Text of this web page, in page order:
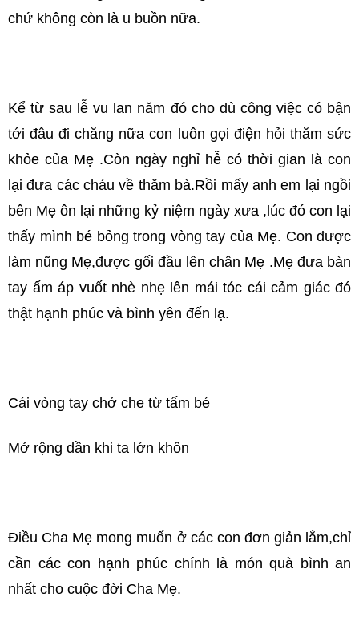
chứ không còn là u buồn nữa.
Kể từ sau lễ vu lan năm đó cho dù công việc có bận
tới đâu đi chăng nữa con luôn gọi điện hỏi thăm sức
khỏe của Mẹ .Còn ngày nghỉ hễ có thời gian là con
lại đưa các cháu về thăm bà.Rồi mấy anh em lại ngồi
bên Mẹ ôn lại những kỷ niệm ngày xưa ,lúc đó con lại
thấy mình bé bỏng trong vòng tay của Mẹ. Con được
làm nũng Mẹ,được gối đầu lên chân Mẹ .Mẹ đưa bàn
tay ấm áp vuốt nhè nhẹ lên mái tóc cái cảm giác đó
thật hạnh phúc và bình yên đến lạ.
Cái vòng tay chở che từ tấm bé
Mở rộng dần khi ta lớn khôn
Điều Cha Mẹ mong muốn ở các con đơn giản lắm,chỉ
cần các con hạnh phúc chính là món quà bình an
nhất cho cuộc đời Cha Mẹ.